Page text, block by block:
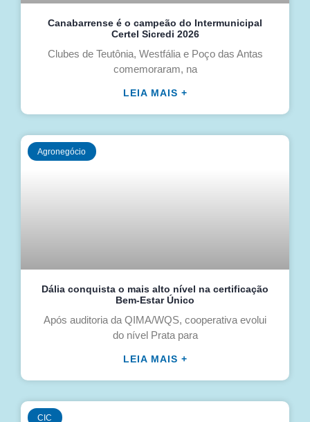
Canabarrense é o campeão do Intermunicipal
Certel Sicredi 2026
Clubes de Teutônia, Westfália e Poço das Antas
comemoraram, na
LEIA MAIS +
Agronegócio
Dália conquista o mais alto nível na certificação
Bem-Estar Único
Após auditoria da QIMA/WQS, cooperativa evolui
do nível Prata para
LEIA MAIS +
CIC